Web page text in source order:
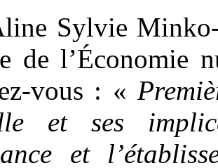
Sylvie
de l’Économie
vous : «
et ses
et